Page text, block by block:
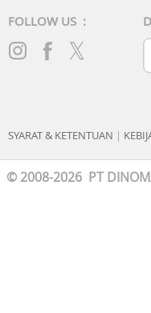
FOLLOW US :
SYARAT & KETENTUAN |
© 2008-2026 PT